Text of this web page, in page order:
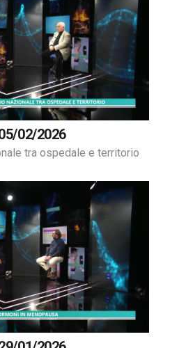
02/2026
tra ospedale e territorio